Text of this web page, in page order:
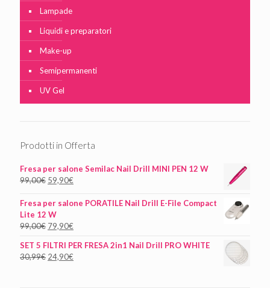
Lampade
Liquidi e preparatori
Make-up
Semipermanenti
UV Gel
Prodotti in Offerta
Fresa per salone Semilac Nail Drill MINI PEN 12 W
99,00€ 59,90€
Fresa per salone PORATILE Nail Drill E-File Compact
Lite 12 W
99,00€ 79,90€
SET 5 FILTRI PER FRESA 2in1 Nail Drill PRO WHITE
30,99€ 24,90€